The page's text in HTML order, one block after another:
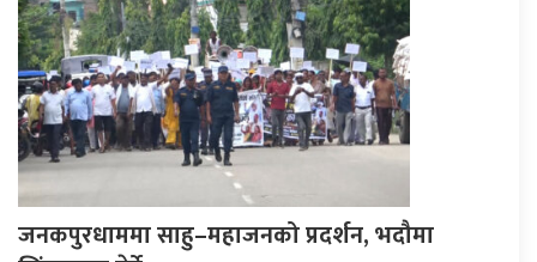
जनकपुरधाममा साहु–महाजनको प्रदर्शन, भदौमा